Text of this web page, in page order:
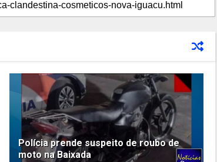
Polícia prende suspeito de roubo de
moto na Baixada